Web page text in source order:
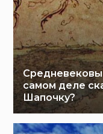
самом деле
Шапочку?